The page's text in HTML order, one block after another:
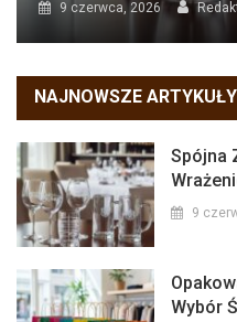
9 czerwca, 2026
NAJNOWSZE ARTYKUŁY
Spójna
9
Wybór